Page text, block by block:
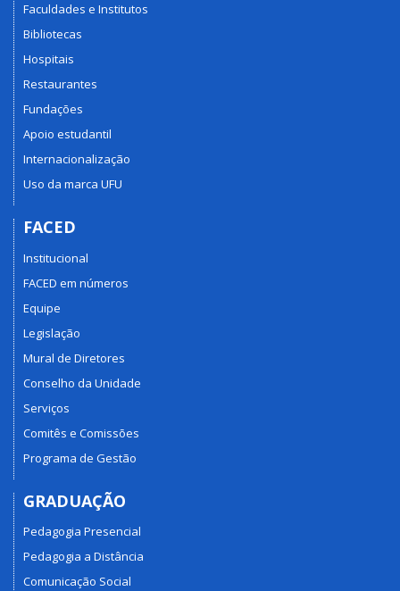
Faculdades e Institutos
Bibliotecas
Hospitais
Restaurantes
Fundações
Apoio estudantil
Internacionalização
Uso da marca UFU
FACED
Institucional
FACED em números
Equipe
Legislação
Mural de Diretores
Conselho da Unidade
Serviços
Comitês e Comissões
Programa de Gestão
GRADUAÇÃO
Pedagogia Presencial
Pedagogia a Distância
Comunicação Social